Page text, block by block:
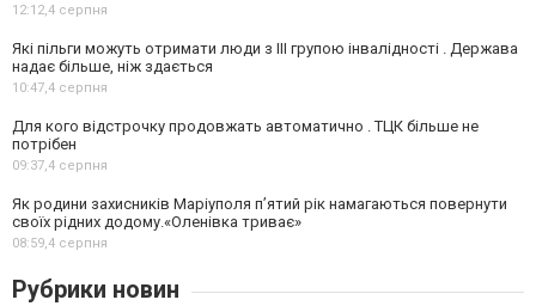
12:12,4 серпня
Які пільги можуть отримати люди з III групою інвалідності . Держава
надає більше, ніж здається
10:47,4 серпня
Для кого відстрочку продовжать автоматично . ТЦК більше не
потрібен
09:37,4 серпня
Як родини захисників Маріуполя пʼятий рік намагаються повернути
своїх рідних додому.«Оленівка триває»
08:59,4 серпня
Рубрики новин